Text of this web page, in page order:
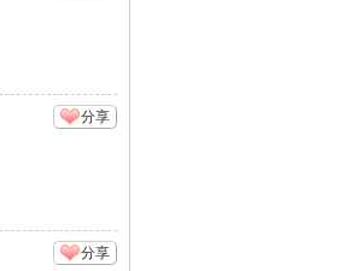
分享
分享